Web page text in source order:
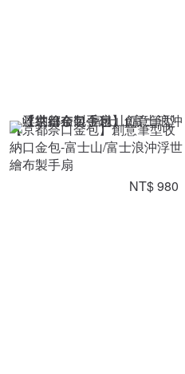
【京都奈口金包】創意筆型收
納口金包-富士山/富士浪沖浮世
繪布製手扇
NT$ 980